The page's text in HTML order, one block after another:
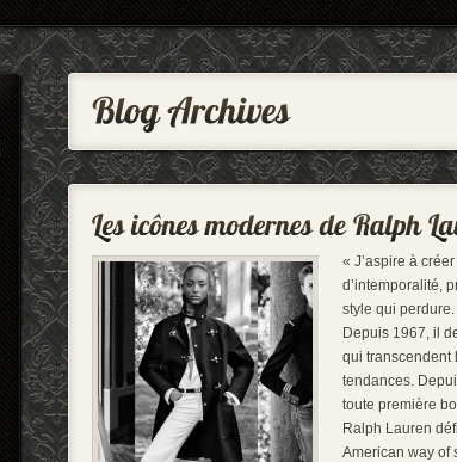
« J’aspire à
d’intemporalité,
style qui
Depuis 1967, il
qui transcendent
tendances.
toute première
Ralph Lauren
American way of